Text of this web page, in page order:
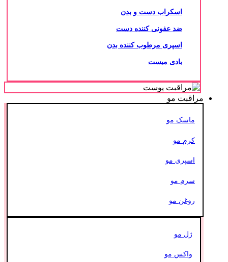
اسکراب دست و بدن
ضد عفونی کننده دست
اسپری مرطوب کننده بدن
بادی میست
مراقبت مو
ماسک مو
کرم مو
اسپری مو
سرم مو
روغن مو
ژل مو
واکس مو